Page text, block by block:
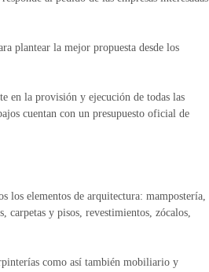
plantear la mejor propuesta desde los
en la provisión y ejecución de todas las
cuentan con un presupuesto oficial de
los elementos de arquitectura: mampostería,
carpetas y pisos, revestimientos, zócalos,
como así también mobiliario y